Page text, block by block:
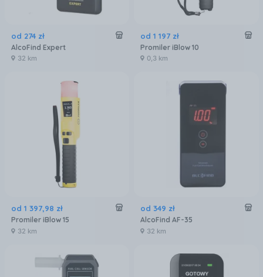
od 274 zł
AlcoFind Expert
32 km
od 1 197 zł
Promiler iBlow 10
0,3 km
od 1 397,98 zł
Promiler iBlow 15
32 km
od 349 zł
AlcoFind AF-35
32 km